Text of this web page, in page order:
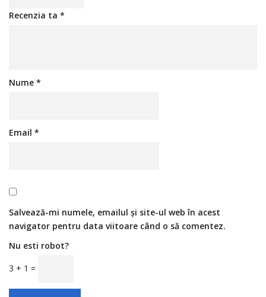
Recenzia ta *
Nume *
Email *
Salvează-mi numele, emailul și site-ul web în acest
navigator pentru data viitoare când o să comentez.
Nu esti robot?
3 + 1 =